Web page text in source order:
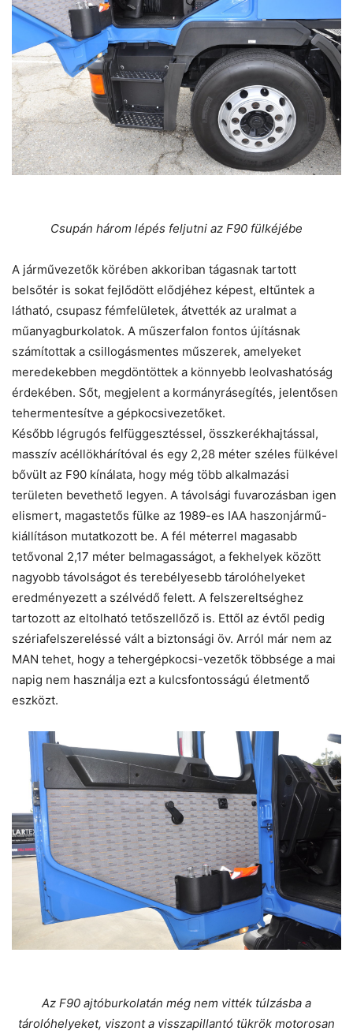
Csupán három lépés feljutni az F90 fülkéjébe
A járművezetők körében akkoriban tágasnak tartott
belsőtér is sokat fejlődött elődjéhez képest, eltűntek a
látható, csupasz fémfelületek, átvették az uralmat a
műanyagburkolatok. A műszerfalon fontos újításnak
számítottak a csillogásmentes műszerek, amelyeket
meredekebben megdöntöttek a könnyebb leolvashatóság
érdekében. Sőt, megjelent a kormányrásegítés, jelentősen
tehermentesítve a gépkocsivezetőket.
Később légrugós felfüggesztéssel, összkerékhajtással,
masszív acéllökhárítóval és egy 2,28 méter széles fülkével
bővült az F90 kínálata, hogy még több alkalmazási
területen bevethető legyen. A távolsági fuvarozásban igen
elismert, magastetős fülke az 1989-es IAA haszonjármű-
kiállításon mutatkozott be. A fél méterrel magasabb
tetővonal 2,17 méter belmagasságot, a fekhelyek között
nagyobb távolságot és terebélyesebb tárolóhelyeket
eredményezett a szélvédő felett. A felszereltséghez
tartozott az eltolható tetőszellőző is. Ettől az évtől pedig
szériafelszereléssé vált a biztonsági öv. Arról már nem az
MAN tehet, hogy a tehergépkocsi-vezetők többsége a mai
napig nem használja ezt a kulcsfontosságú életmentő
eszközt.
Az F90 ajtóburkolatán még nem vitték túlzásba a
tárolóhelyeket, viszont a visszapillantó tükrök motorosan